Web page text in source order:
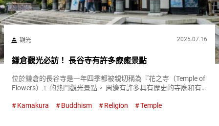
觀光 2025.07.16
鎌倉觀光必訪！ 長谷寺有許多療癒景點
位於鎌倉的長谷寺是一年四季都被親切稱為『花之寺（Temple of
Flowers）』的熱門觀光景點。 周邊有許多具有歷史的寺廟和有
放鬆 抵達長谷寺時，寫有『長谷寺（Hase Tem...
Kamakura Buddhism Religion Temple